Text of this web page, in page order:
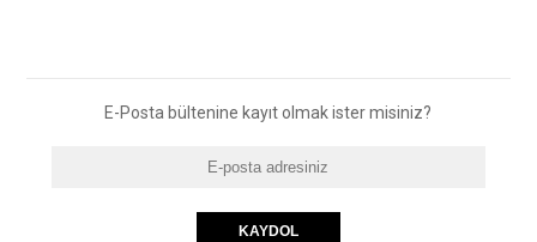
E-Posta bültenine kayıt olmak ister misiniz?